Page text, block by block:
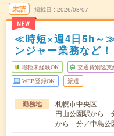
未読
NEW
掲載日 2026/08/07
≪時短×週4日5h～
ンジャー業務など！
職種未経験OK 交通費別途支
WEB登録OK 派遣
勤務地
札幌市中央区
円山公園駅から
から---分／中島公